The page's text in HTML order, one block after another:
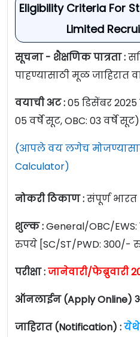
Eligibility Criteria For
Limited
सूचना - शैक्षणिक पात्रता :
पाहण्यासाठी मूळ जाहिरात
वयाची अट :05 डिसेंबर 2025
05 वर्षे सूट, OBC: 03 वर्षे सूट)
(आपले वय लगेच
Calculator)
नोकरी ठिकाण :संपूर्ण भारत
शुल्क :General/OBC/
रुपये [SC/ST/PWD: 300/-
परीक्षा :जानेवारी/फेब्रुवारी
ऑनलाईन (Apply Online)
जाहिरात (Notification) :